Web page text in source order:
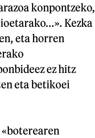
konpontzeko,
Kezka
eta horren
ez hitz
eta betikoei